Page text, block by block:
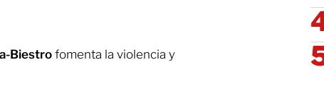
Biestro fomenta la violencia y